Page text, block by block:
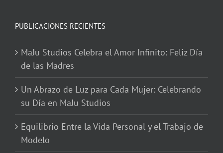
PUBLICACIONES RECIENTES
MaJu Studios Celebra el Amor Infinito: Feliz Día
de las Madres
Un Abrazo de Luz para Cada Mujer: Celebrando
su Día en MaJu Studios
Equilibrio Entre la Vida Personal y el Trabajo de
Modelo